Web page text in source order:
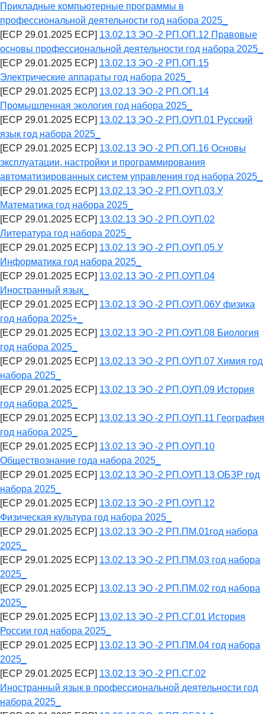
Прикладные компьютерные программы в
профессиональной деятельности год набора 2025_
[ECP 29.01.2025 ECP] 13.02.13 ЭО -2 РП.ОП.12 Правовые
основы профессиональной деятельности год набора 2025_
[ECP 29.01.2025 ECP] 13.02.13 ЭО -2 РП.ОП.15
Электрические аппараты год набора 2025_
[ECP 29.01.2025 ECP] 13.02.13 ЭО -2 РП.ОП.14
Промышленная экология год набора 2025_
[ECP 29.01.2025 ECP] 13.02.13 ЭО -2 РП.ОУП.01 Русский
язык год набора 2025_
[ECP 29.01.2025 ECP] 13.02.13 ЭО -2 РП.ОП.16 Основы
эксплуатации, настройки и программирования
автоматизированных систем управления год набора 2025_
[ECP 29.01.2025 ECP] 13.02.13 ЭО -2 РП.ОУП.03.У
Математика год набора 2025_
[ECP 29.01.2025 ECP] 13.02.13 ЭО -2 РП.ОУП.02
Литература год набора 2025_
[ECP 29.01.2025 ECP] 13.02.13 ЭО -2 РП.ОУП.05.У
Информатика год набора 2025_
[ECP 29.01.2025 ECP] 13.02.13 ЭО -2 РП.ОУП.04
Иностранный язык_
[ECP 29.01.2025 ECP] 13.02.13 ЭО -2 РП.ОУП.06У физика
год набора 2025+_
[ECP 29.01.2025 ECP] 13.02.13 ЭО -2 РП.ОУП.08 Биология
год набора 2025_
[ECP 29.01.2025 ECP] 13.02.13 ЭО -2 РП.ОУП.07 Химия год
набора 2025_
[ECP 29.01.2025 ECP] 13.02.13 ЭО -2 РП.ОУП.09 История
год набора 2025_
[ECP 29.01.2025 ECP] 13.02.13 ЭО -2 РП.ОУП.11 География
год набора 2025_
[ECP 29.01.2025 ECP] 13.02.13 ЭО -2 РП.ОУП.10
Обществознание года набора 2025_
[ECP 29.01.2025 ECP] 13.02.13 ЭО -2 РП.ОУП.13 ОБЗР год
набора 2025_
[ECP 29.01.2025 ECP] 13.02.13 ЭО -2 РП.ОУП.12
Физическая культура год набора 2025_
[ECP 29.01.2025 ECP] 13.02.13 ЭО -2 РП.ПМ.01год набора
2025_
[ECP 29.01.2025 ECP] 13.02.13 ЭО -2 РП.ПМ.03 год набора
2025_
[ECP 29.01.2025 ECP] 13.02.13 ЭО -2 РП.ПМ.02 год набора
2025_
[ECP 29.01.2025 ECP] 13.02.13 ЭО -2 РП.СГ.01 История
России год набора 2025_
[ECP 29.01.2025 ECP] 13.02.13 ЭО -2 РП.ПМ.04 год набора
2025_
[ECP 29.01.2025 ECP] 13.02.13 ЭО -2 РП.СГ.02
Иностранный язык в профессиональной деятельности год
набора 2025_